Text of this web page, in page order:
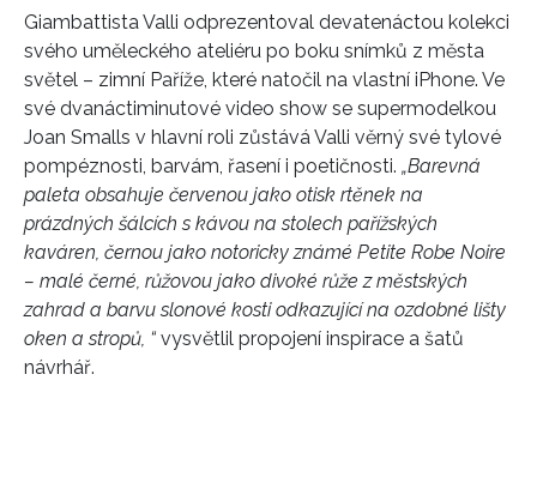
Giambattista Valli odprezentoval devatenáctou kolekci
svého uměleckého ateliéru po boku snímků z města
světel – zimní Paříže, které natočil na vlastní iPhone. Ve
své dvanáctiminutové video show se supermodelkou
Joan Smalls v hlavní roli zůstává Valli věrný své tylové
pompéznosti, barvám, řasení i poetičnosti. „Barevná
paleta obsahuje červenou jako otisk rtěnek na
prázdných šálcích s kávou na stolech pařížských
kaváren, černou jako notoricky známé Petite Robe Noire
– malé černé, růžovou jako divoké růže z městských
zahrad a barvu slonové kosti odkazující na ozdobné lišty
oken a stropů, “ vysvětlil propojení inspirace a šatů
návrhář.